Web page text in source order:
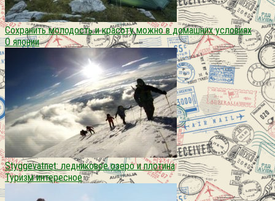
Сохранить молодость и красоту можно в домашних условиях
О японии
Styggevatnet: ледниковое озеро и плотина
Туризм интересное